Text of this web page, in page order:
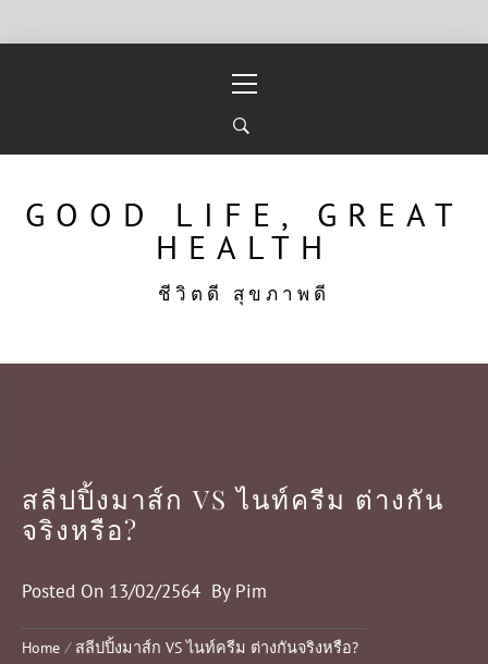
Menu
GOOD LIFE, GREAT
HEALTH
ชีวิตดี สุขภาพดี
สลีปปิ้งมาส์ก VS ไนท์ครีม ต่างกัน
จริงหรือ?
Posted On 13/02/2564 By Pim
Home สลีปปิ้งมาส์ก VS ไนท์ครีม ต่างกันจริงหรือ?